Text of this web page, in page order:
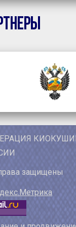
защищены